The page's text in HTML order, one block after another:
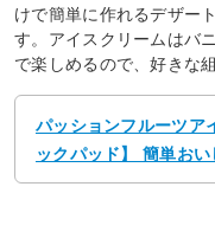
けで簡単に作れるデザー
す。アイスクリームはバ
で楽しめるので、好きな
パッションフルーツ
ックパッド】 簡単お